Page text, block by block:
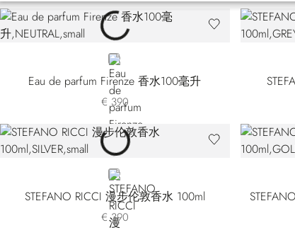
NEUTRAL
Eau de parfum Firenze 香水100毫升
€ 390
SILVER
STEFANO RICCI 漫步伦敦香水 100ml
€ 390